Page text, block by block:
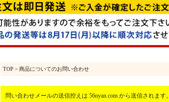
TOP > 商品についてのお問い合わせ
問い合わせメールの送信控えは 56nyan.com から送信されます。